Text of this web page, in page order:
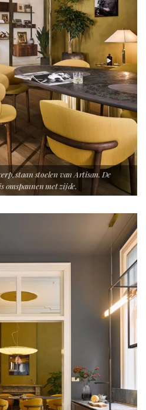
staan stoelen van Artisan. De
omspannen met zijde.